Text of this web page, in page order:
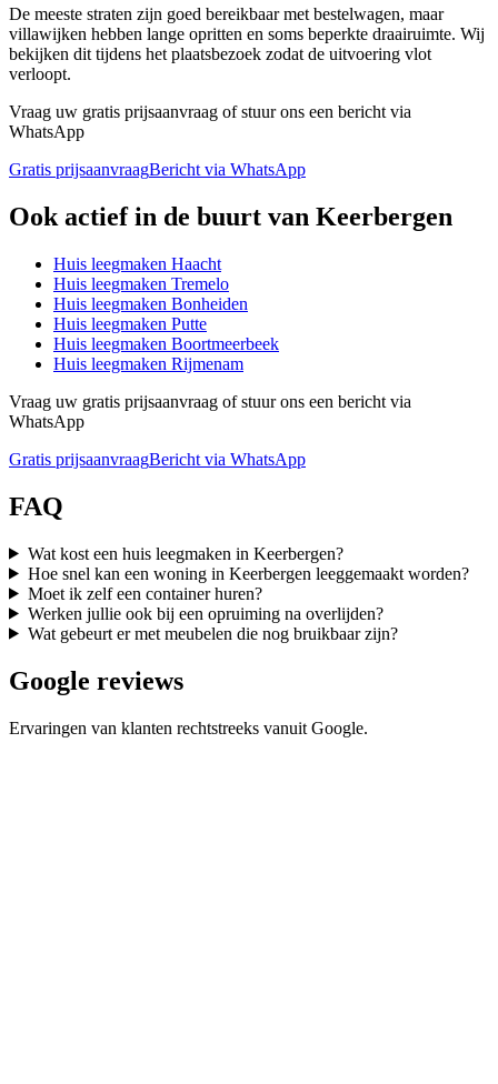
De meeste straten zijn goed bereikbaar met bestelwagen, maar
villawijken hebben lange opritten en soms beperkte draairuimte. Wij
bekijken dit tijdens het plaatsbezoek zodat de uitvoering vlot
verloopt.
Vraag uw gratis prijsaanvraag of stuur ons een bericht via
WhatsApp
Gratis prijsaanvraagBericht via WhatsApp
Ook actief in de buurt van Keerbergen
Huis leegmaken Haacht
Huis leegmaken Tremelo
Huis leegmaken Bonheiden
Huis leegmaken Putte
Huis leegmaken Boortmeerbeek
Huis leegmaken Rijmenam
Vraag uw gratis prijsaanvraag of stuur ons een bericht via
WhatsApp
Gratis prijsaanvraagBericht via WhatsApp
FAQ
Wat kost een huis leegmaken in Keerbergen?
Hoe snel kan een woning in Keerbergen leeggemaakt worden?
Moet ik zelf een container huren?
Werken jullie ook bij een opruiming na overlijden?
Wat gebeurt er met meubelen die nog bruikbaar zijn?
Google reviews
Ervaringen van klanten rechtstreeks vanuit Google.